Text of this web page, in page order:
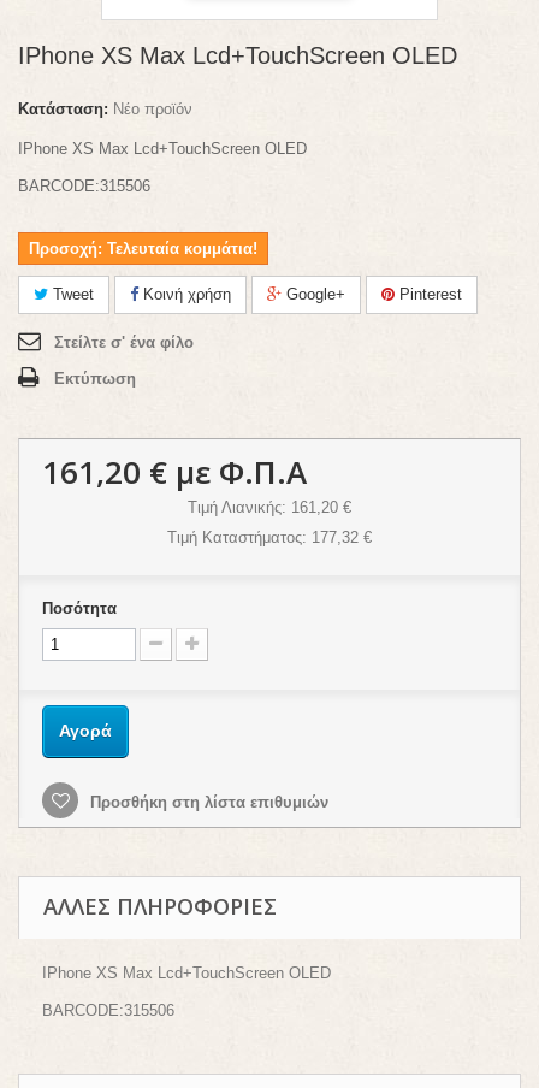
IPhone XS Max Lcd+TouchScreen OLED
Κατάσταση: Νέο προϊόν
IPhone XS Max Lcd+TouchScreen OLED
BARCODE:315506
Προσοχή: Τελευταία κομμάτια!
Tweet Κοινή χρήση Google+ Pinterest
Στείλτε σ' ένα φίλο
Εκτύπωση
161,20 € με Φ.Π.Α
Τιμή Λιανικής: 161,20 €
Τιμή Καταστήματος: 177,32 €
Ποσότητα
Αγορά
Προσθήκη στη λίστα επιθυμιών
ΆΛΛΕΣ ΠΛΗΡΟΦΟΡΊΕΣ
IPhone XS Max Lcd+TouchScreen OLED
BARCODE:315506